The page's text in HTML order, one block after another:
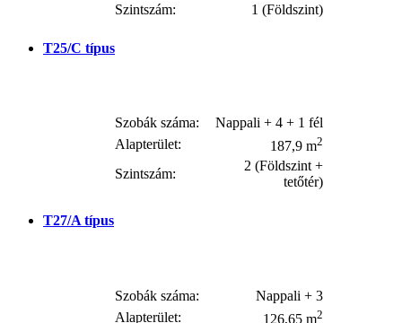
Szintszám: 1 (Földszint)
T25/C típus
Szobák száma:
Nappali + 4 + 1 fél
Alapterület:
187,9 m2
Szintszám:
2 (Földszint +
tetőtér)
T27/A típus
Szobák száma:
Nappali + 3
Alapterület:
126,65 m2